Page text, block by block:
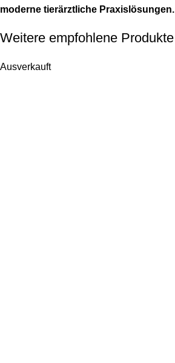
moderne tierärztliche Praxislösungen.
Weitere empfohlene Produkte
Ausverkauft